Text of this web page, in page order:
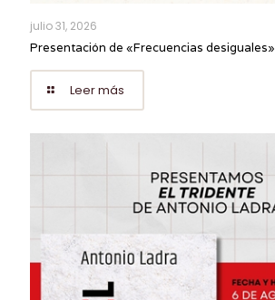
julio 31, 2026
Presentación de «Frecuencias desiguales»
Leer más